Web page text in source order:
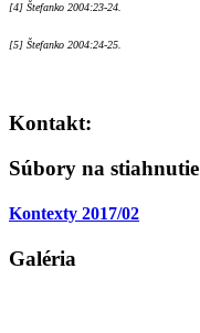
[4] Štefanko 2004:23-24.
[5] Štefanko 2004:24-25.
Kontakt:
Súbory na stiahnutie
Kontexty 2017/02
Galéria